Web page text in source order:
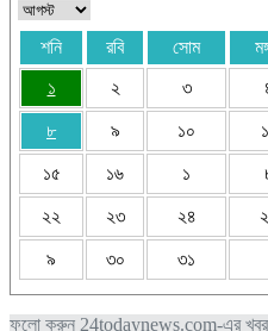
শনি রবি সোম
১
২ ৩
৮ ৯ ১০
১৫ ১৬ ১
২২ ২৩ ২৪
৯ ৩০ ৩১
ফলো করুন 24todaynews.com-এর খবর